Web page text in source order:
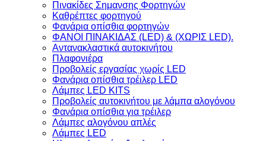
Πινακίδες Σημανσης Φορτηγών
Kαθρέπτες φορτηγού
Φανάρια οπίσθια φορτηγών
ΦΑΝΟΙ ΠΙΝΑΚΙΔΑΣ (LED) & (XΩΡΙΣ LED).
Aντανακλαστικά αυτοκινήτου
Πλαφονιέρα
Προβολείς εργασίας χωρίς LED
Φανάρια οπίσθια τρέιλερ LED
Λάμπες LED KITS
Προβολείς αυτοκινήτου με λάμπα αλογόνου
Φανάρια οπίσθια για τρέιλερ
Λάμπες αλογόνου απλές
Λάμπες LED